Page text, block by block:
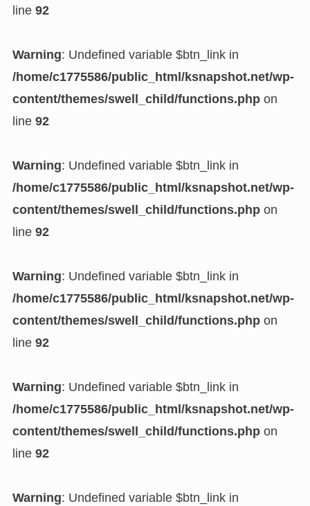
line 92
Warning: Undefined variable $btn_link in
/home/c1775586/public_html/ksnapshot.net/wp-
content/themes/swell_child/functions.phpon
line 92
Warning: Undefined variable $btn_link in
/home/c1775586/public_html/ksnapshot.net/wp-
content/themes/swell_child/functions.phpon
line 92
Warning: Undefined variable $btn_link in
/home/c1775586/public_html/ksnapshot.net/wp-
content/themes/swell_child/functions.phpon
line 92
Warning: Undefined variable $btn_link in
/home/c1775586/public_html/ksnapshot.net/wp-
content/themes/swell_child/functions.phpon
line 92
Warning: Undefined variable $btn_link in